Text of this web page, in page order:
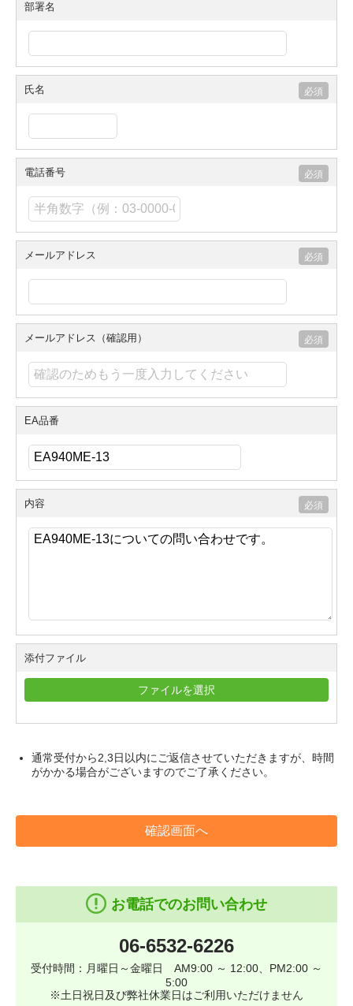
部署名
氏名
電話番号
メールアドレス
メールアドレス（確認用）
EA品番
内容
添付ファイル
ファイルを選択
通常受付から2,3日以内にご返信させていただきますが、時間
がかかる場合がございますのでご了承ください。
確認画面へ
お電話でのお問い合わせ
06-6532-6226
受付時間：月曜日～金曜日 AM9:00 ～ 12:00、PM2:00 ～
5:00
※土日祝日及び弊社休業日はご利用いただけません